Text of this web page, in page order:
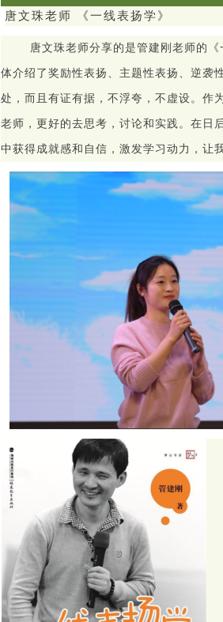
唐文珠老师 《一线表扬学》
唐文珠老师分享的是管建刚老师的
体介绍了奖励性表扬、主题性表扬、逆袭
处，而且有证有据，不浮夸，不虚设。作
老师，更好的去思考，讨论和实践。在日
中获得成就感和自信，激发学习动力，让